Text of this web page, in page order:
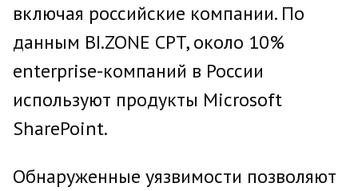
включая российские компании. По
данным BI.ZONE CPT, около 10%
enterprise-компаний в России
используют продукты Microsoft
SharePoint.
Обнаруженные уязвимости позволяют